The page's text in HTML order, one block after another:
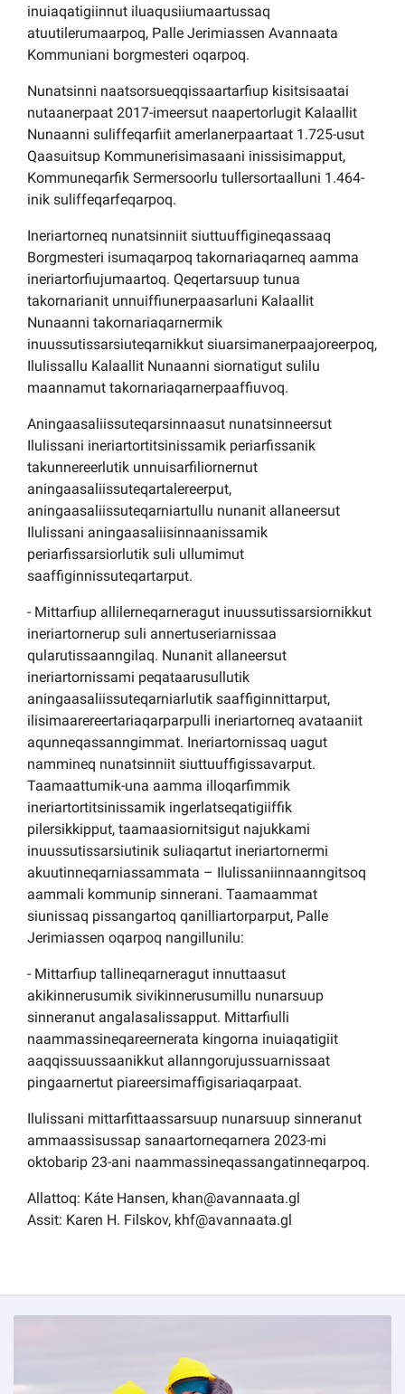
inuiaqatigiinnut iluaqusiiumaartussaq
atuutilerumaarpoq, Palle Jerimiassen Avannaata
Kommuniani borgmesteri oqarpoq.
Nunatsinni naatsorsueqqissaartarfiup kisitsisaatai
nutaanerpaat 2017-imeersut naapertorlugit Kalaallit
Nunaanni suliffeqarfiit amerlanerpaartaat 1.725-usut
Qaasuitsup Kommunerisimasaani inissisimapput,
Kommuneqarfik Sermersoorlu tullersortaalluni 1.464-
inik suliffeqarfeqarpoq.
Ineriartorneq nunatsinniit siuttuuffigineqassaaq
Borgmesteri isumaqarpoq takornariaqarneq aamma
ineriartorfiujumaartoq. Qeqertarsuup tunua
takornarianit unnuiffiunerpaasarluni Kalaallit
Nunaanni takornariaqarnermik
inuussutissarsiuteqarnikkut siuarsimanerpaajoreerpoq,
Ilulissallu Kalaallit Nunaanni siornatigut sulilu
maannamut takornariaqarnerpaaffiuvoq.
Aningaasaliissuteqarsinnaasut nunatsinneersut
Ilulissani ineriartortitsinissamik periarfissanik
takunnereerlutik unnuisarfiliornernut
aningaasaliissuteqartalereerput,
aningaasaliissuteqarniartullu nunanit allaneersut
Ilulissani aningaasaliisinnaanissamik
periarfissarsiorlutik suli ullumimut
saaffiginnissuteqartarput.
- Mittarfiup allilerneqarneragut inuussutissarsiornikkut
ineriartornerup suli annertuseriarnissaa
qularutissaanngilaq. Nunanit allaneersut
ineriartornissami peqataarusullutik
aningaasaliissuteqarniarlutik saaffiginnittarput,
ilisimaarereertariaqarparpulli ineriartorneq avataaniit
aqunneqassanngimmat. Ineriartornissaq uagut
nammineq nunatsinniit siuttuuffigissavarput.
Taamaattumik-una aamma illoqarfimmik
ineriartortitsinissamik ingerlatseqatigiiffik
pilersikkipput, taamaasiornitsigut najukkami
inuussutissarsiutinik suliaqartut ineriartornermi
akuutinneqarniassammata – Ilulissaniinnaanngitsoq
aammali kommunip sinnerani. Taamaammat
siunissaq pissangartoq qanilliartorparput, Palle
Jerimiassen oqarpoq nangillunilu:
- Mittarfiup tallineqarneragut innuttaasut
akikinnerusumik sivikinnerusumillu nunarsuup
sinneranut angalasalissapput. Mittarfiulli
naammassineqareernerata kingorna inuiaqatigiit
aaqqissuussaanikkut allanngorujussuarnissaat
pingaarnertut piareersimaffigisariaqarpaat.
Ilulissani mittarfittaassarsuup nunarsuup sinneranut
ammaassisussap sanaartorneqarnera 2023-mi
oktobarip 23-ani naammassineqassangatinneqarpoq.
Allattoq: Káte Hansen, khan@avannaata.gl
Assit: Karen H. Filskov, khf@avannaata.gl